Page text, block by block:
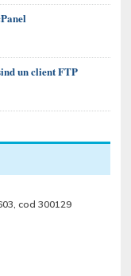
un client FTP
cod 300129